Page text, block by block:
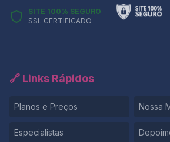
SITE 100% SEGURO
SSL CERTIFICADO
🔗 Links Rápidos
Planos e Preços Nossa
Especialistas